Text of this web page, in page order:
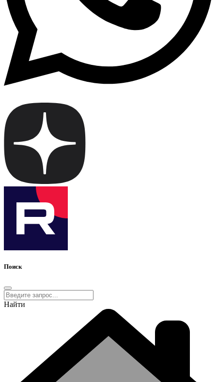
Поиск
Найти